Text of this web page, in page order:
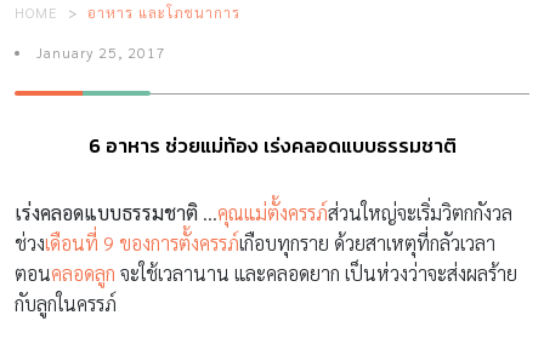
HOME อาหาร และโภชนาการ
January 25, 2017
6 อาหาร ช่วยแม่ท้อง เร่งคลอดแบบธรรมชาติ
เร่งคลอดแบบธรรมชาติ …คุณแม่ตั้งครรภ์ส่วนใหญ่จะเริ่มวิตกกังวล
ช่วงเดือนที่ 9 ของการตั้งครรภ์เกือบทุกราย ด้วยสาเหตุที่กลัวเวลา
ตอนคลอดลูก จะใช้เวลานาน และคลอดยาก เป็นห่วงว่าจะส่งผลร้าย
กับลูกในครรภ์